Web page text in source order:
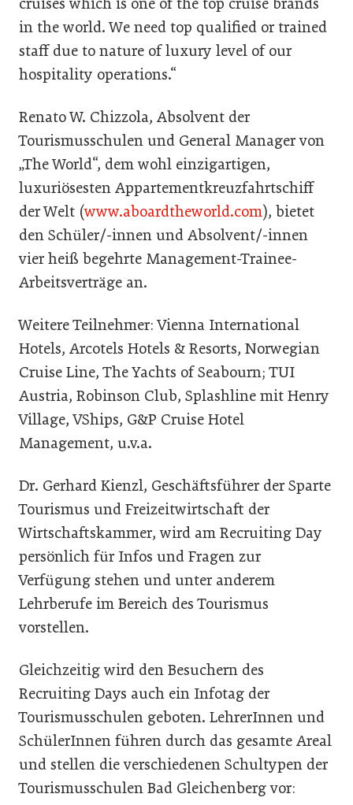
in the world. We need top qualified or trained
staff due to nature of luxury level of our
hospitality operations.“
Renato W. Chizzola, Absolvent der
Tourismusschulen und General Manager von
„The World“, dem wohl einzigartigen,
luxuriösesten Appartementkreuzfahrtschiff
der Welt (www.aboardtheworld.com), bietet
den Schüler/-innen und Absolvent/-innen
vier heiß begehrte Management-Trainee-
Arbeitsverträge an.
Weitere Teilnehmer: Vienna International
Hotels, Arcotels Hotels & Resorts, Norwegian
Cruise Line, The Yachts of Seabourn; TUI
Austria, Robinson Club, Splashline mit Henry
Village, VShips, G&P Cruise Hotel
Management, u.v.a.
Dr. Gerhard Kienzl, Geschäftsführer der Sparte
Tourismus und Freizeitwirtschaft der
Wirtschaftskammer, wird am Recruiting Day
persönlich für Infos und Fragen zur
Verfügung stehen und unter anderem
Lehrberufe im Bereich des Tourismus
vorstellen.
Gleichzeitig wird den Besuchern des
Recruiting Days auch ein Infotag der
Tourismusschulen geboten. LehrerInnen und
SchülerInnen führen durch das gesamte Areal
und stellen die verschiedenen Schultypen der
Tourismusschulen Bad Gleichenberg vor: